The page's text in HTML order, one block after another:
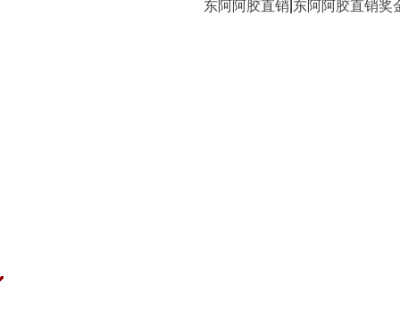
东阿阿胶直销 东阿阿胶直销奖